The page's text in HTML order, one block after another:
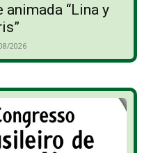
“Lina y
2026